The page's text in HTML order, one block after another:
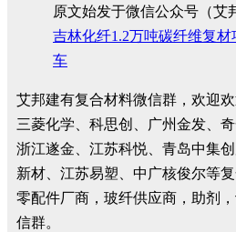
原文始发于微信公众号（艾
吉林化纤1.2万吨碳纤维复
车
艾邦建有复合材料微信群，欢迎
三菱化学、科思创、广州金发、
浙江遂金、江苏科悦、青岛中集
新材、江苏易塑、中广核俊尔等
零配件厂商，玻纤供应商，助剂
信群。